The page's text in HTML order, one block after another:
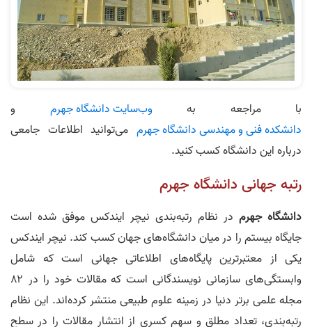
با مراجعه به وب‌سایت دانشگاه جهرم و
دانشکده فنی و مهندسی دانشگاه جهرم می‌توانید اطلاعات جامعی
درباره این دانشگاه کسب کنید.
رتبه جهانی دانشگاه جهرم
دانشگاه جهرم در نظام رتبه‌بندی نیچر ایندکس موفق شده است
جایگاه بیستم را در میان دانشگاه‌های جهان کسب کند. نیچر ایندکس
یکی از معتبرترین پایگاه‌های اطلاعاتی جهانی است که شامل
وابستگی‌های سازمانی نویسندگانی است که مقالات خود را در ۸۲
مجله علمی برتر دنیا در زمینه علوم طبیعی منتشر کرده‌اند. این نظام
رتبه‌بندی، تعداد مطلق و سهم کسری از انتشار مقالات را در سطح